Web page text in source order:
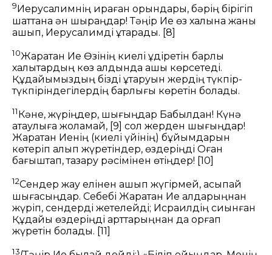
9 Иерусалимнің қираған орындары, бәрің бірігіп
шаттана ән шырқаңдар! Тәңір Ие өз халқына жаны
ашып, Иерусалимді құтқарады. [8]
10Жаратқан Ие Өзінің киелі құдіретін барлық
халықтардың көз алдында ашық көрсетеді.
Құдайымыздың бізді құтқаруын жердің түкпір-
түкпіріндегілердің барлығы көретін болады.
11 Кәне, жүріңдер, шығыңдар Бабылдан! Күнә
атаулыға жоламай, [9] сол жерден шығыңдар!
Жаратқан Иенің (киелі үйінің) бұйымдарын
көтеріп алып жүретіндер, өздеріңді Оған
бағыштап, тазару рәсімінен өтіңдер! [10]
12Сендер жау елінен қашып жүгірмей, асықпай
шығасыңдар. Себебі Жаратқан Ие алдарыңнан
жүріп, сендерді жетелейді; Исраилдің сиынған
Құдайы өздеріңді арттарыңнан да қорғап
жүретін болады. [11]
13